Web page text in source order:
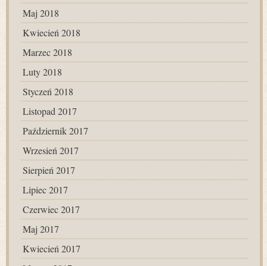
Maj 2018
Kwiecień 2018
Marzec 2018
Luty 2018
Styczeń 2018
Listopad 2017
Październik 2017
Wrzesień 2017
Sierpień 2017
Lipiec 2017
Czerwiec 2017
Maj 2017
Kwiecień 2017